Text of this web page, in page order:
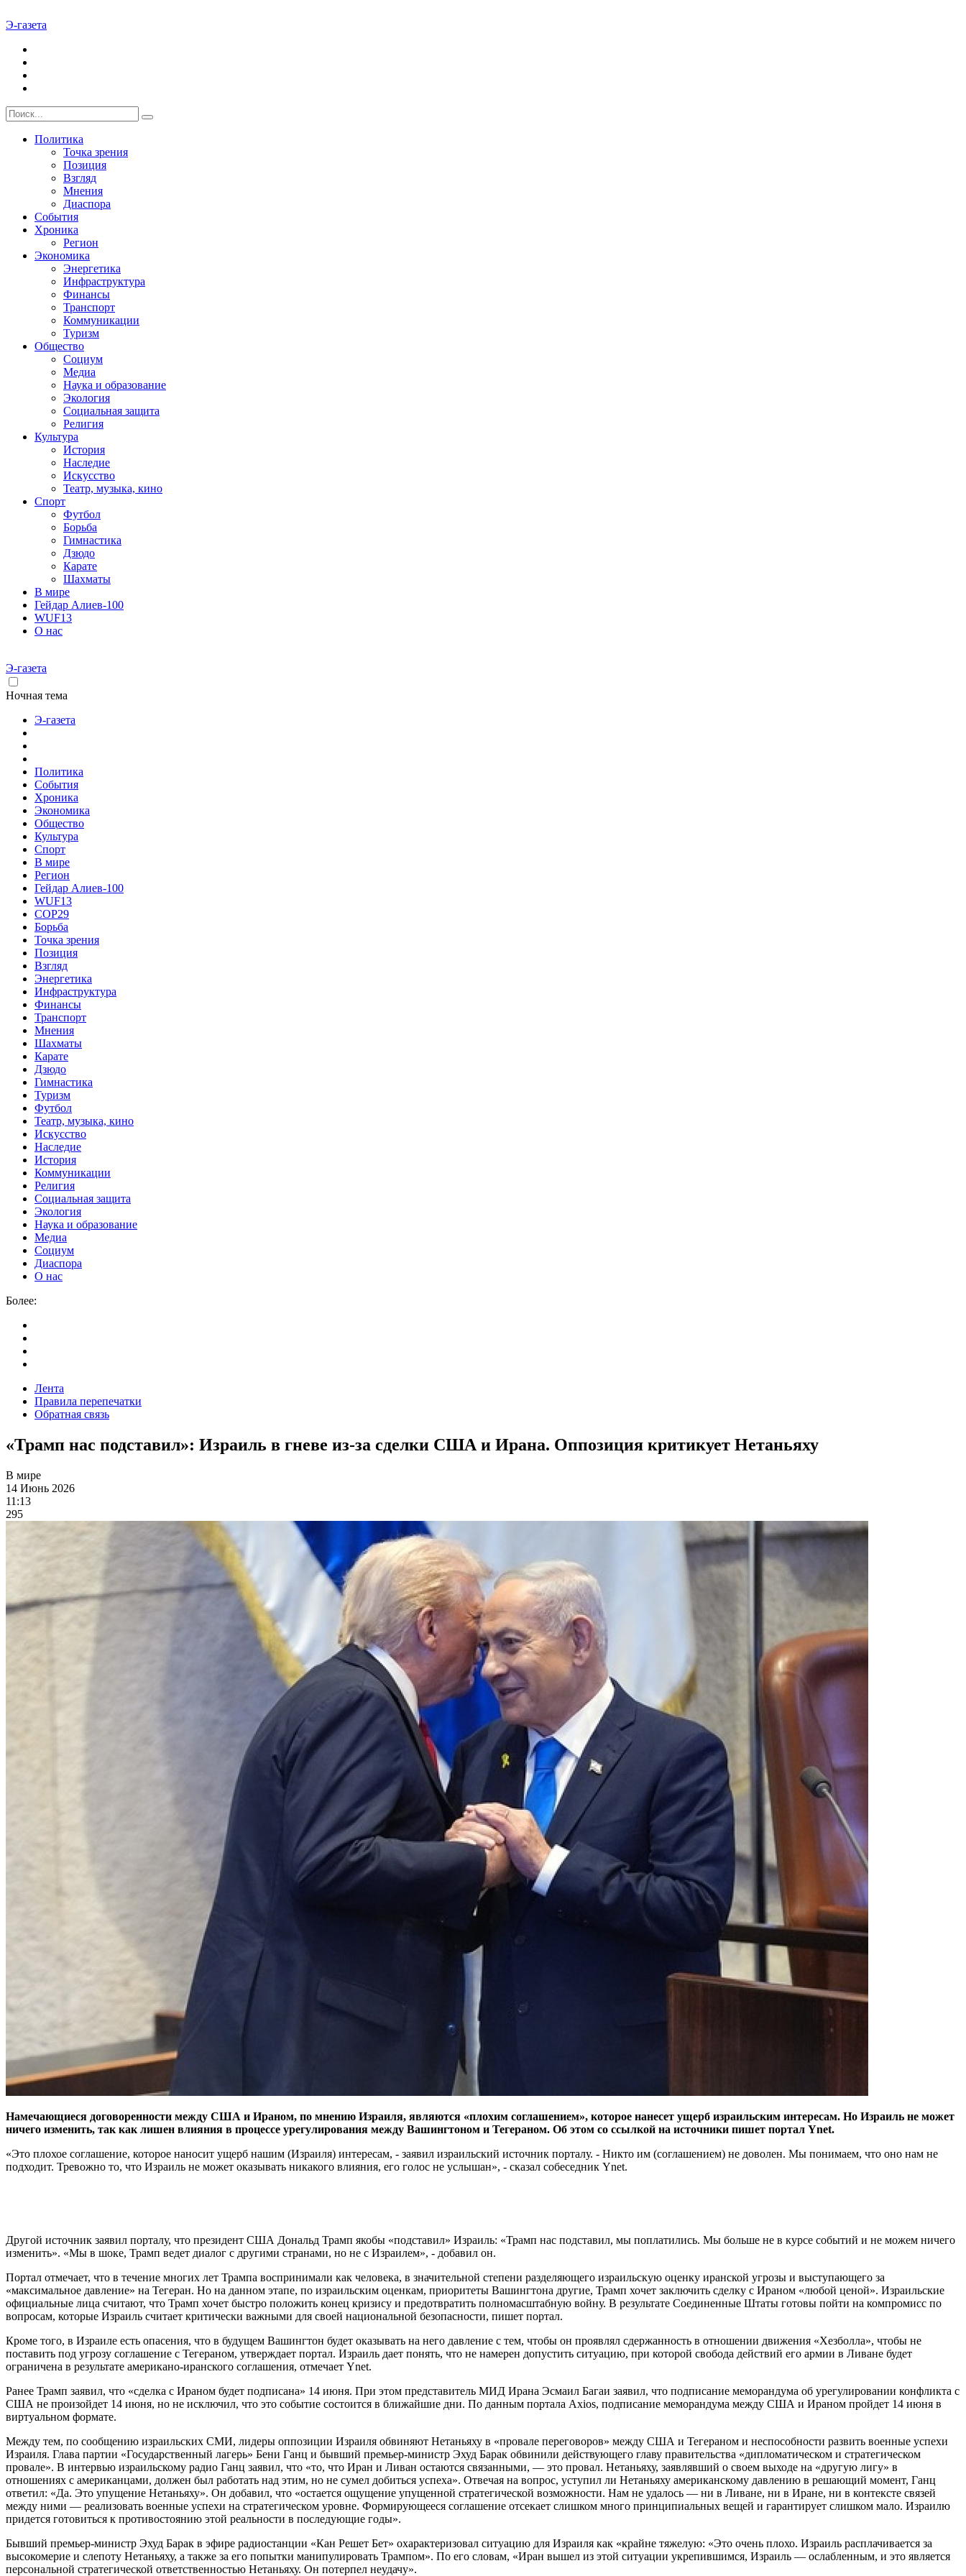
Э-газета
Политика
Точка зрения
Позиция
Взгляд
Мнения
Диаспора
События
Хроника
Регион
Экономика
Энергетика
Инфраструктура
Финансы
Транспорт
Коммуникации
Туризм
Общество
Социум
Медиа
Наука и образование
Экология
Социальная защита
Религия
Культура
История
Наследие
Искусство
Театр, музыка, кино
Спорт
Футбол
Борьба
Гимнастика
Дзюдо
Карате
Шахматы
В мире
Гейдар Алиев-100
WUF13
О нас
Э-газета
Ночная тема
Э-газета
Политика
События
Хроника
Экономика
Общество
Культура
Спорт
В мире
Регион
Гейдар Алиев-100
WUF13
COP29
Борьба
Точка зрения
Позиция
Взгляд
Энергетика
Инфраструктура
Финансы
Транспорт
Мнения
Шахматы
Карате
Дзюдо
Гимнастика
Туризм
Футбол
Театр, музыка, кино
Искусство
Наследие
История
Коммуникации
Религия
Социальная защита
Экология
Наука и образование
Медиа
Социум
Диаспора
О нас
Более:
Лента
Правила перепечатки
Обратная связь
«Трамп нас подставил»: Израиль в гневе из-за сделки США и Ирана. Оппозиция критикует Нетаньяху
В мире
14 Июнь 2026
11:13
295
Намечающиеся договоренности между США и Ираном, по мнению Израиля, являются «плохим соглашением», которое нанесет ущерб израильским интересам. Но Израиль не может
ничего изменить, так как лишен влияния в процессе урегулирования между Вашингтоном и Тегераном. Об этом со ссылкой на источники пишет портал Ynet.
«Это плохое соглашение, которое наносит ущерб нашим (Израиля) интересам, - заявил израильский источник порталу. - Никто им (соглашением) не доволен. Мы понимаем, что оно нам не
подходит. Тревожно то, что Израиль не может оказывать никакого влияния, его голос не услышан», - сказал собеседник Ynet.
Другой источник заявил порталу, что президент США Дональд Трамп якобы «подставил» Израиль: «Трамп нас подставил, мы поплатились. Мы больше не в курсе событий и не можем ничего
изменить». «Мы в шоке, Трамп ведет диалог с другими странами, но не с Израилем», - добавил он.
Портал отмечает, что в течение многих лет Трампа воспринимали как человека, в значительной степени разделяющего израильскую оценку иранской угрозы и выступающего за
«максимальное давление» на Тегеран. Но на данном этапе, по израильским оценкам, приоритеты Вашингтона другие, Трамп хочет заключить сделку с Ираном «любой ценой». Израильские
официальные лица считают, что Трамп хочет быстро положить конец кризису и предотвратить полномасштабную войну. В результате Соединенные Штаты готовы пойти на компромисс по
вопросам, которые Израиль считает критически важными для своей национальной безопасности, пишет портал.
Кроме того, в Израиле есть опасения, что в будущем Вашингтон будет оказывать на него давление с тем, чтобы он проявлял сдержанность в отношении движения «Хезболла», чтобы не
поставить под угрозу соглашение с Тегераном, утверждает портал. Израиль дает понять, что не намерен допустить ситуацию, при которой свобода действий его армии в Ливане будет
ограничена в результате американо-иранского соглашения, отмечает Ynet.
Ранее Трамп заявил, что «сделка с Ираном будет подписана» 14 июня. При этом представитель МИД Ирана Эсмаил Багаи заявил, что подписание меморандума об урегулировании конфликта с
США не произойдет 14 июня, но не исключил, что это событие состоится в ближайшие дни. По данным портала Axios, подписание меморандума между США и Ираном пройдет 14 июня в
виртуальном формате.
Между тем, по сообщению израильских СМИ, лидеры оппозиции Израиля обвиняют Нетаньяху в «провале переговоров» между США и Тегераном и неспособности развить военные успехи
Израиля. Глава партии «Государственный лагерь» Бени Ганц и бывший премьер-министр Эхуд Барак обвинили действующего главу правительства «дипломатическом и стратегическом
провале». В интервью израильскому радио Ганц заявил, что «то, что Иран и Ливан остаются связанными, — это провал. Нетаньяху, заявлявший о своем выходе на «другую лигу» в
отношениях с американцами, должен был работать над этим, но не сумел добиться успеха». Отвечая на вопрос, уступил ли Нетаньяху американскому давлению в решающий момент, Ганц
ответил: «Да. Это упущение Нетаньяху». Он добавил, что «остается ощущение упущенной стратегической возможности. Нам не удалось — ни в Ливане, ни в Иране, ни в контексте связей
между ними — реализовать военные успехи на стратегическом уровне. Формирующееся соглашение отсекает слишком много принципиальных вещей и гарантирует слишком мало. Израилю
придется готовиться к противостоянию этой реальности в последующие годы».
Бывший премьер-министр Эхуд Барак в эфире радиостанции «Кан Решет Бет» охарактеризовал ситуацию для Израиля как «крайне тяжелую: «Это очень плохо. Израиль расплачивается за
высокомерие и слепоту Нетаньяху, а также за его попытки манипулировать Трампом». По его словам, «Иран вышел из этой ситуации укрепившимся, Израиль — ослабленным, и это является
персональной стратегической ответственностью Нетаньяху. Он потерпел неудачу».